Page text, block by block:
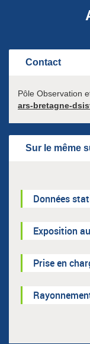
Contact
Pôle Observation
ars-bretagne-
Sur le même
Données
Exposition
Prise en